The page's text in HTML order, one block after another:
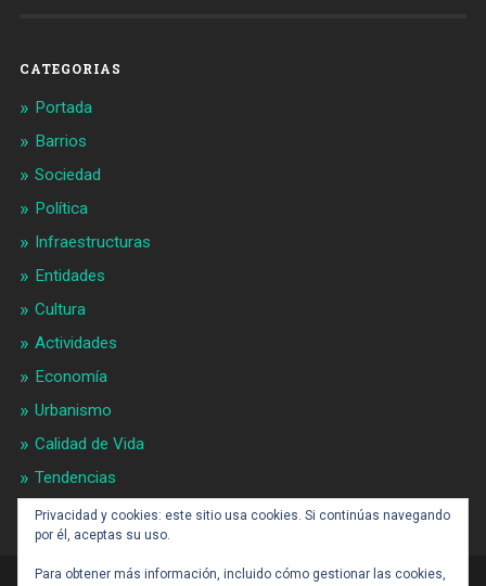
CATEGORIAS
Portada
Barrios
Sociedad
Política
Infraestructuras
Entidades
Cultura
Actividades
Economía
Urbanismo
Calidad de Vida
Tendencias
Gran BCN
Privacidad y cookies: este sitio usa cookies. Si continúas navegando
por él, aceptas su uso.
Para obtener más información, incluido cómo gestionar las cookies,